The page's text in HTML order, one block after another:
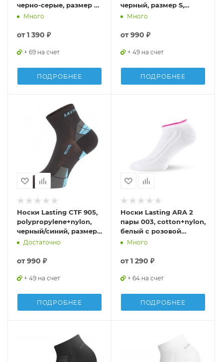
черно-серые, размер S,
HOC-005S
Много
от1 390 ₽
+ 69 на счет
ПОДРОБНЕЕ
черный, размер S,
GFB900-S
Много
от990 ₽
+ 49 на счет
ПОДРОБНЕЕ
Носки Lasting CTF 905,
polypropylene+nylon,
черный/синий, размер
S, CTF905S
Достаточно
от990 ₽
+ 49 на счет
ПОДРОБНЕЕ
Носки Lasting ARA 2
пары 003, cotton+nylon,
белый с розовой
полоской, размер S,
Много
от1 290 ₽
+ 64 на счет
ПОДРОБНЕЕ